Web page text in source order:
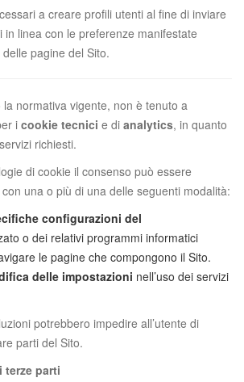
a creare profili utenti al fine di inviare
in linea con le preferenze manifestate
delle pagine del Sito.
normativa vigente, non è tenuto a
i cookie tecnici e di analytics, in quanto
richiesti.
di cookie il consenso può essere
una o più di una delle seguenti modalità:
configurazioni del
o dei relativi programmi informatici
le pagine che compongono il Sito.
delle impostazioni nell’uso dei servizi
potrebbero impedire all’utente di
parti del Sito.
terze parti